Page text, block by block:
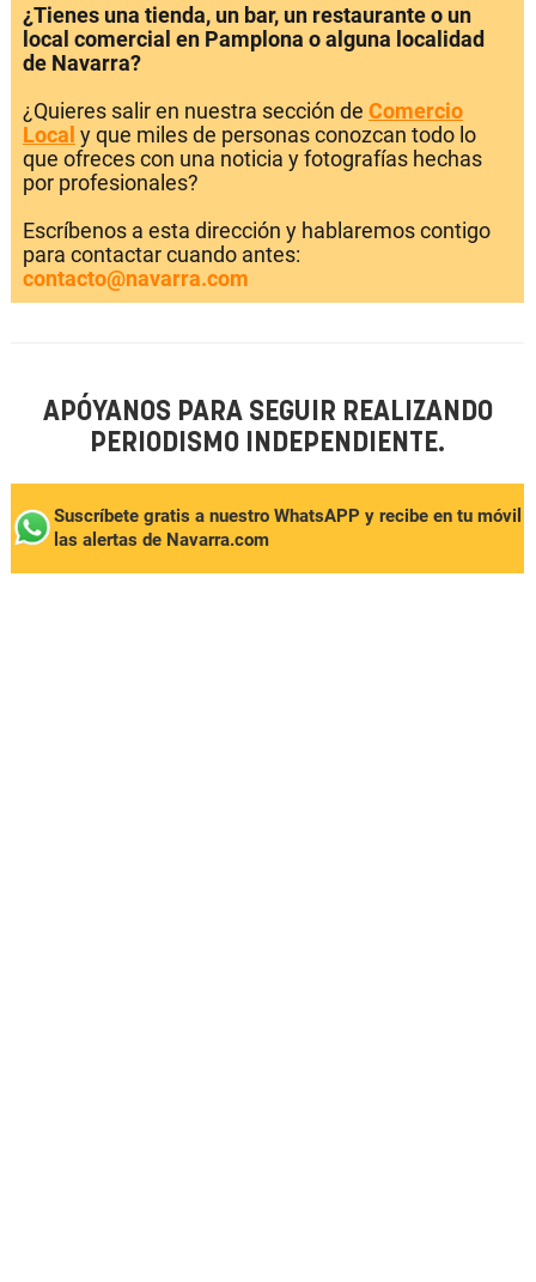
¿Tienes una tienda, un bar, un restaurante o un
local comercial en Pamplona o alguna localidad
de Navarra?
¿Quieres salir en nuestra sección de Comercio
Local y que miles de personas conozcan todo lo
que ofreces con una noticia y fotografías hechas
por profesionales?
Escríbenos a esta dirección y hablaremos contigo
para contactar cuando antes:
contacto@navarra.com
APÓYANOS PARA SEGUIR REALIZANDO
PERIODISMO INDEPENDIENTE.
Suscríbete gratis a nuestro WhatsAPP y recibe en tu móvil
las alertas de Navarra.com